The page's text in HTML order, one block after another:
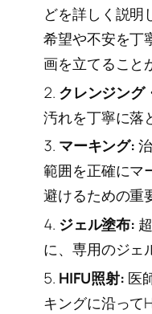
どを詳しく説明
希望や不安を丁
画を立てること
クレンジング
汚れを丁寧に落
マーキング:
範囲を正確にマ
避けるための重
ジェル塗布:
に、専用のジェ
HIFU照射: 医
キングに沿って